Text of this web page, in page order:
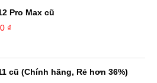
Pro Max cũ
₫
cũ (Chính hãng, Rẻ hơn 36%)